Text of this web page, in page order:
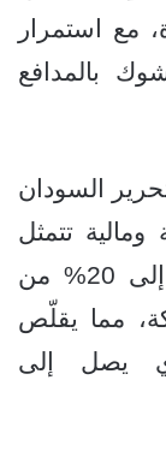
مع استمرار
بالمدافع
السودان
ومالية تتمثل
في فرض رسوم وضرائب تصل إلى 20% من
مما يقلّص
يصل إلى